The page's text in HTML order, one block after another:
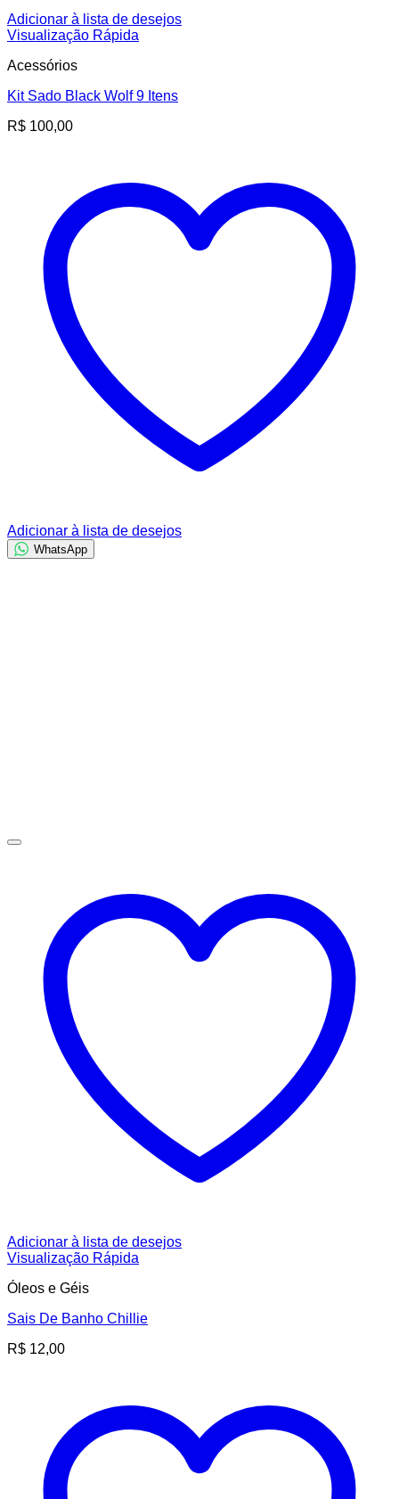
Adicionar à lista de desejos
Visualização Rápida
Acessórios
Kit Sado Black Wolf 9 Itens
R$ 100,00
Adicionar à lista de desejos
WhatsApp
Adicionar à lista de desejos
Visualização Rápida
Óleos e Géis
Sais De Banho Chillie
R$ 12,00